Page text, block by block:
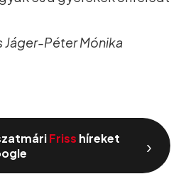
Jáger-Péter Mónika
Friss híreket
›